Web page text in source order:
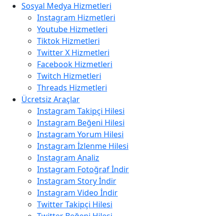
Sosyal Medya Hizmetleri
Instagram Hizmetleri
Youtube Hizmetleri
Tiktok Hizmetleri
Twitter X Hizmetleri
Facebook Hizmetleri
Twitch Hizmetleri
Threads Hizmetleri
Ücretsiz Araçlar
Instagram Takipçi Hilesi
Instagram Beğeni Hilesi
Instagram Yorum Hilesi
Instagram İzlenme Hilesi
Instagram Analiz
Instagram Fotoğraf İndir
Instagram Story İndir
Instagram Video İndir
Twitter Takipçi Hilesi